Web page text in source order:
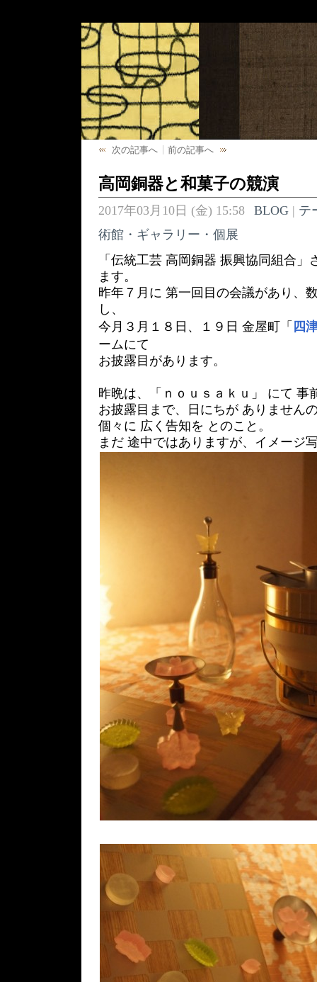
次の記事へ 前の記事へ
高岡銅器と和菓子の競演
2017年03月10日 (金) 15:58 BLOG| テ
術館・ギャラリー・個展
「伝統工芸 高岡銅器 振興協同組合
ます。
昨年７月に 第一回目の会議があり、
し、
今月３月１８日、１９日 金屋町「 四
ームにて
お披露目があります。
昨晩は、「ｎｏｕｓａｋｕ」 にて 事
お披露目まで、日にちが ありません
個々に 広く告知を とのこと。
まだ 途中ではありますが、イメージ